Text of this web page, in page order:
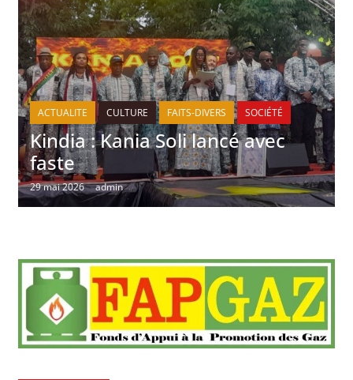
ACTUALITE CULTURE FAITS-DIVERS SOCIÉTÉ
Kindia : Kania Soli lancé avec
faste
29 mai 2026 admin